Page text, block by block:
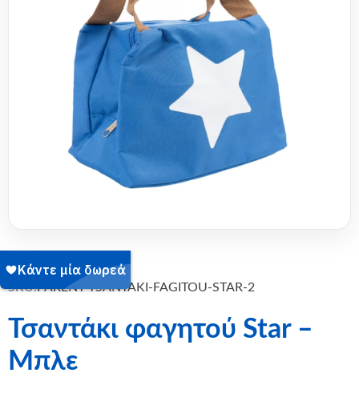
SKU:PARENT-TSANTAKI-FAGITOU-STAR-2
Τσαντάκι φαγητού Star –
Μπλε